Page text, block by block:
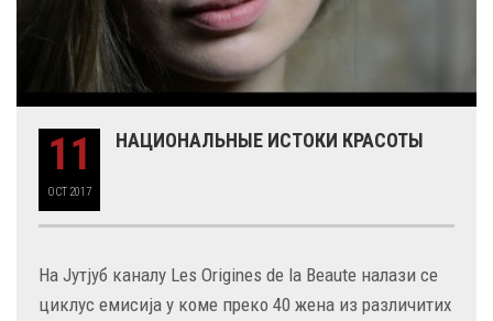
11
OCT 2017
НАЦИОНАЛЬНЫЕ ИСТОКИ КРАСОТЫ
На Јутјуб каналу Les Origines de la Beaute налази се
циклус емисија у коме преко 40 жена из различитих